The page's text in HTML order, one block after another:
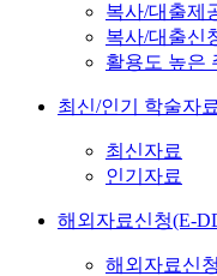
복사/대출제
복사/대출신
활용도 높은
최신/인기 학술자료
최신자료
인기자료
해외자료신청(E-
해외자료신